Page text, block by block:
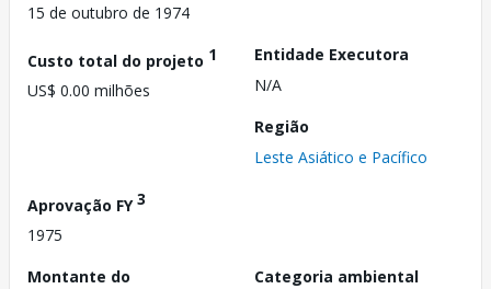
15 de outubro de 1974
Custo total do projeto 1
US$ 0.00 milhões
Entidade Executora
N/A
Região
Leste Asiático e Pacífico
Aprovação FY3
1975
Montante do
Categoria ambiental